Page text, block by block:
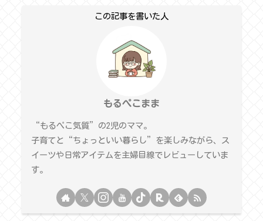
この記事を書いた人
もるぺこまま
“もるぺこ気質”の2児のママ。
子育てと“ちょっといい暮らし”を楽しみながら、ス
イーツや日常アイテムを主婦目線でレビューしていま
す。